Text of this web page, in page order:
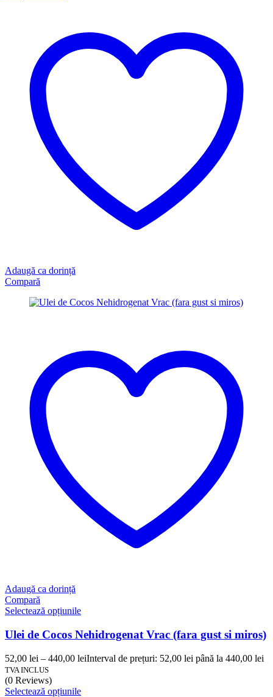
Adaugă ca dorință
Compară
Adaugă ca dorință
Compară
Selectează opțiunile
Ulei de Cocos Nehidrogenat Vrac (fara gust si miros)
52,00 lei – 440,00 leiInterval de prețuri: 52,00 lei până la 440,00 lei
TVA INCLUS
(0 Reviews)
Selectează opțiunile